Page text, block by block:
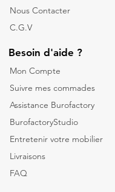
Nous Contacter
C.G.V
Besoin d'aide ?
Mon Compte
Suivre mes commades
Assistance Burofactory
BurofactoryStudio
Entretenir votre mobilier
Livraisons
FAQ